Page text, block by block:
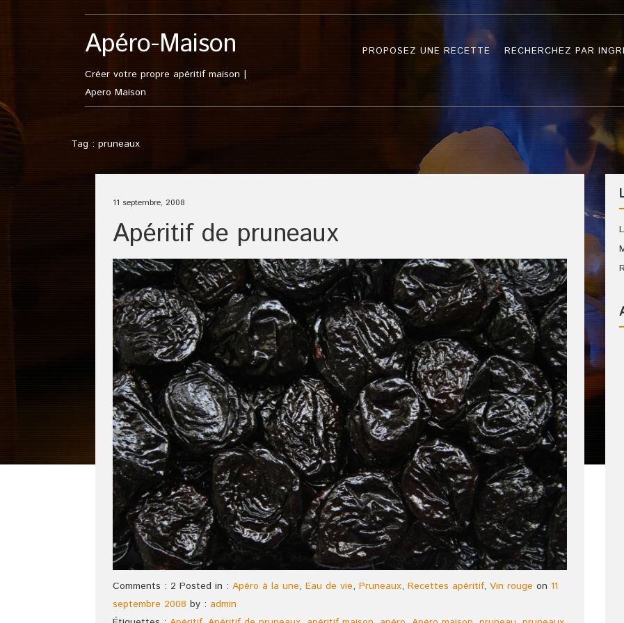
Apéro-Maison
Créer votre propre apéritif maison |
Apero Maison
PROPOSEZ UNE RECETTE RECHERCHEZ PAR
Tag : pruneaux
11 septembre, 2008
Apéritif de pruneaux
Comments : 2 Posted in : Apéro à la une, Eau de vie, Pruneaux, Recettes apéritif, Vin rouge on 11
septembre 2008 by : admin